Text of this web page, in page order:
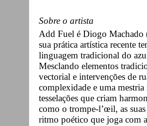
Sobre o artista
Add Fuel é Diogo Machado
sua prática artística recente
linguagem tradicional do
Mesclando elementos
vectorial e intervenções de
complexidade e uma
tesselações que criam
como o trompe-l’œil, as
ritmo poético que joga com